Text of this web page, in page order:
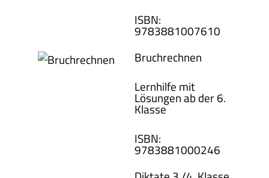
ISBN:
9783881007610
Bruchrechnen
Lernhilfe mit
Lösungen ab der 6.
Klasse
ISBN:
9783881000246